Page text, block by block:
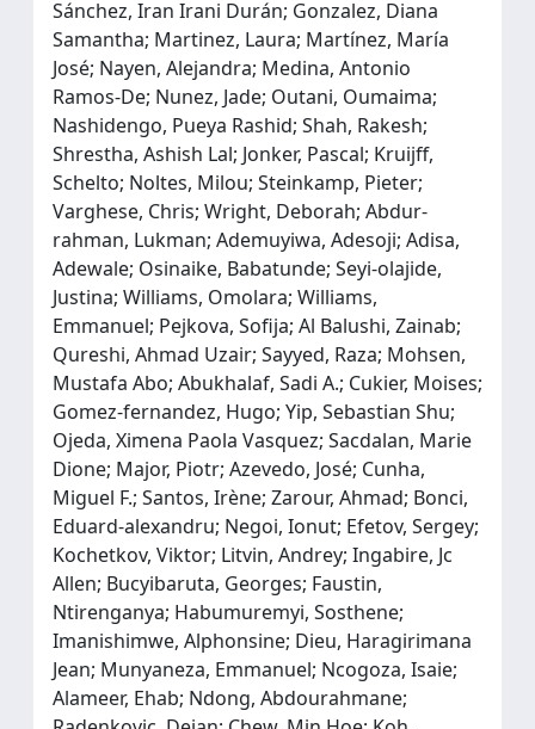
Sánchez, Iran Irani Durán; Gonzalez, Diana
Samantha; Martinez, Laura; Martínez, María
José; Nayen, Alejandra; Medina, Antonio
Ramos‐De; Nunez, Jade; Outani, Oumaima;
Nashidengo, Pueya Rashid; Shah, Rakesh;
Shrestha, Ashish Lal; Jonker, Pascal; Kruijff,
Schelto; Noltes, Milou; Steinkamp, Pieter;
Varghese, Chris; Wright, Deborah; Abdur‐
rahman, Lukman; Ademuyiwa, Adesoji; Adisa,
Adewale; Osinaike, Babatunde; Seyi‐olajide,
Justina; Williams, Omolara; Williams,
Emmanuel; Pejkova, Sofija; Al Balushi, Zainab;
Qureshi, Ahmad Uzair; Sayyed, Raza; Mohsen,
Mustafa Abo; Abukhalaf, Sadi A.; Cukier, Moises;
Gomez‐fernandez, Hugo; Yip, Sebastian Shu;
Ojeda, Ximena Paola Vasquez; Sacdalan, Marie
Dione; Major, Piotr; Azevedo, José; Cunha,
Miguel F.; Santos, Irène; Zarour, Ahmad; Bonci,
Eduard‐alexandru; Negoi, Ionut; Efetov, Sergey;
Kochetkov, Viktor; Litvin, Andrey; Ingabire, Jc
Allen; Bucyibaruta, Georges; Faustin,
Ntirenganya; Habumuremyi, Sosthene;
Imanishimwe, Alphonsine; Dieu, Haragirimana
Jean; Munyaneza, Emmanuel; Ncogoza, Isaie;
Alameer, Ehab; Ndong, Abdourahmane;